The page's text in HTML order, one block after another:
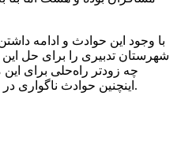
با وجود این حوادث و ادامه
شهرستان تدبیری را برای حل
چه زودتر راه‌حلی برای
اینچنین حوادث ناگواری در خوزستان و شهرستان ایذه نباشیم.